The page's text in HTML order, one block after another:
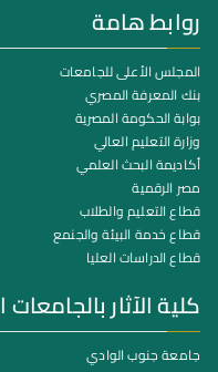
روابط هامة
المجلس الأعلى للجامعات
بنك المعرفة المصري
بوابة الحكومة المصرية
وزارة التعليم العالي
أكاديمة البحث العلمي
مصر الرقمية
قطاع التعليم والطلاب
قطاع خدمة البيئة والجنمع
قطاع الدراسات العليا
كلية الآثار
جامعة جنوب الوادي